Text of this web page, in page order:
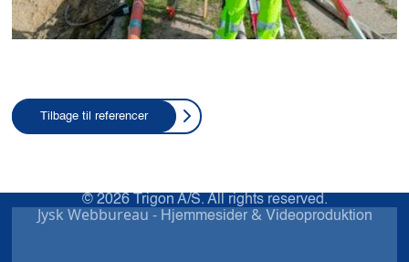
Tilbage til referencer
© 2026 Trigon A/S. All rights reserved.
Jysk Webbureau - Hjemmesider & Videoproduktion